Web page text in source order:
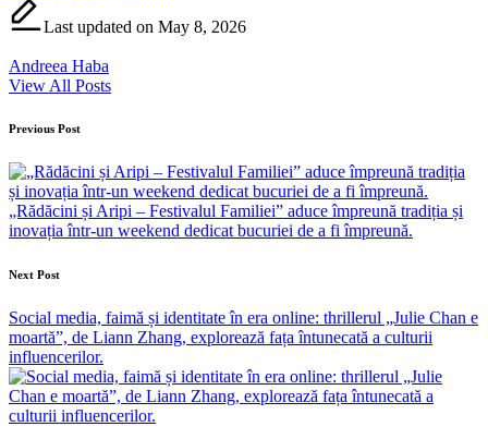
Last updated on May 8, 2026
Andreea Haba
View All Posts
Post
navigation
Previous Post
„Rădăcini și Aripi – Festivalul Familiei” aduce împreună tradiția și
inovația într-un weekend dedicat bucuriei de a fi împreună.
Next Post
Social media, faimă și identitate în era online: thrillerul „Julie Chan e
moartă”, de Liann Zhang, explorează fața întunecată a culturii
influencerilor.